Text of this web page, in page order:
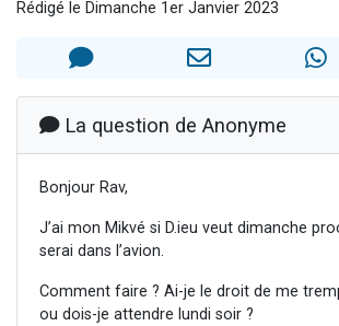
Il reste 49 places pour étudier
12 nouvelles musiques
Rédigé le Dimanche 1er Janvier 2023
La question de Anonyme
Bonjour Rav,
J’ai mon Mikvé si D.ieu veut dimanche
serai dans l’avion.
Comment faire ? Ai-je le droit de me
ou dois-je attendre lundi soir ?